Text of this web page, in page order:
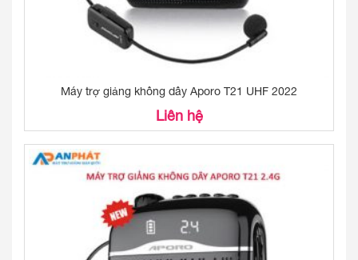
Máy trợ giảng không dây Aporo T21 UHF 2022
Liên hệ